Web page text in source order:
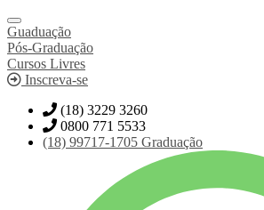
Guaduação
Pós-Graduação
Cursos Livres
Inscreva-se
(18) 3229 3260
0800 771 5533
(18) 99717-1705 Graduação